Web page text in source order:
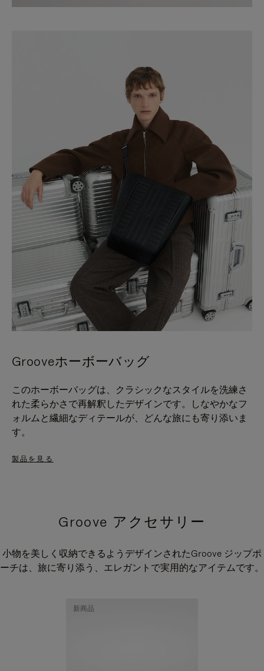
Grooveホーボーバッグ
このホーボーバッグは、クラシックなスタイルを洗練さ
れた柔らかさで再解釈したデザインです。しなやかなフ
ォルムと繊細なディテールが、どんな旅にも寄り添いま
す。
製品を見る
Groove アクセサリー
小物を美しく収納できるようデザインされたGroove ジップポ
ーチは、旅に寄り添う、エレガントで実用的なアイテムです。
新商品